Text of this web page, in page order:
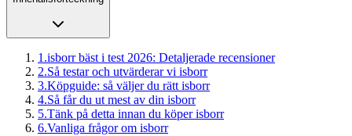
1 .isborr bäst i test 2026: Detaljerade recensioner
2.Så testar och utvärderar vi isborr
3.Köpguide: så väljer du rätt isborr
4.Så får du ut mest av din isborr
5.Tänk på detta innan du köper isborr
6.Vanliga frågor om isborr